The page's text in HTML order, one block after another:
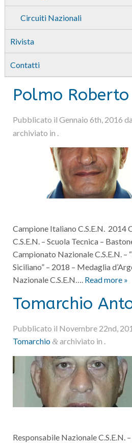
Circuiti Nazionali
Rivista
Contatti
Polmo Roberto
Pubblicato il Gennaio 6th, 2016 da
archiviato in .
Campione Italiano C.S.E.N. 2014
C.S.E.N. – Scuola Tecnica –
Campionato Nazionale C.S.E.N. –
Siciliano” – 2018 – Medaglia
Nazionale C.S.E.N…. Read more »
Tomarchio
Pubblicato il Novembre 22nd,
Tomarchio&archiviato in .
Responsabile Nazionale C.S.E.N.